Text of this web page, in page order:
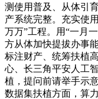
测使用普及、从体引
产系统完整。充实使
万万”工程。用“一月
方从体加快提拔办事
标注财产、统筹扶植
心、长三角平安人工
植，提问前请举手示
数据集扶植方面，算